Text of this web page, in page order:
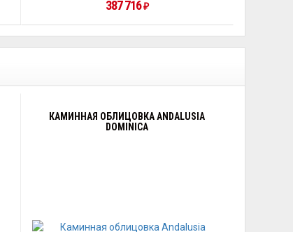
387 716₽
КАМИННАЯ ОБЛИЦОВКА ANDALUSIA
DOMINICA